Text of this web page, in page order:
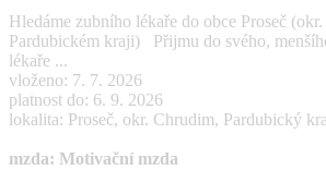
Hledáme zubního lékaře do obce Proseč
Pardubickém kraji) Přijmu do svého,
lékaře ...
vloženo: 7. 7. 2026
platnost do: 6. 9. 2026
lokalita: Proseč, okr. Chrudim, Pardubický
mzda: Motivační mzda